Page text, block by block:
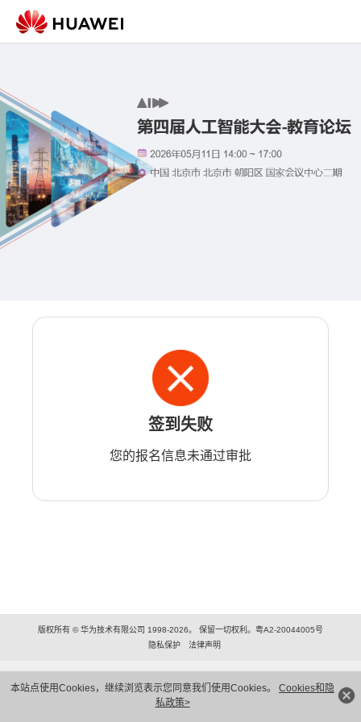
本站点使用Cookies，继续浏览表示您同意我们使用Cookies。 Cookies和隐
私政策>
签到失败
您的报名信息未通过审批
版权所有 © 华为技术有限公司 1998-2026。 保留一切权利。粤A2-20044005号
隐私保护
法律声明